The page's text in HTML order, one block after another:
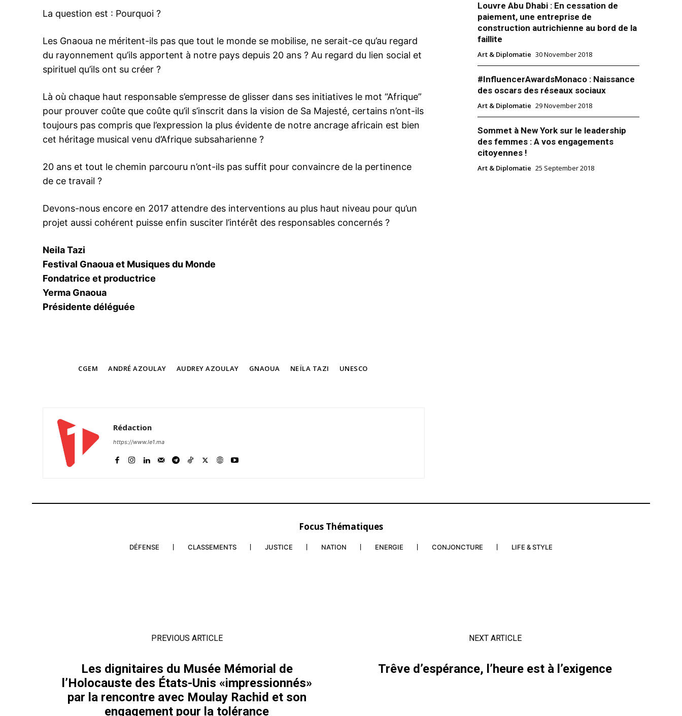
Azoulay retire le carnaval belge d’Alost,
accusé d’antisémitisme, du patrimoine
immatériel de l’Unesco et y inscrit Gnaoua
Audrey Azoulay, directrice générale de
l’Unesco a mis fin à la polémique suscitée
depuis des mois par le carnaval belge
retirant de la liste du patrimoine culturel
immatériel de l’humanité. Une décision qui
13 December 2019
Video – Les Gnaoua dans la liste du
patrimoine immatériel de l’UNESCO : une
consécration de l’engagement pionnier
d’Essaouira
inscrits dans la liste du patrimoine
immatériel de l’UNESCO», a souligné,
Essaouira-Mogador. «Cette
reconnaissance par la Communauté des
Nations de l’universalité du Maroc…
Renaissance des Assises des ICC : Bensaid
La question est : Pourquoi ?
Les Gnaoua ne méritent-ils pas que tout le monde se mobilise, ne serait-ce qu’au regard
du rayonnement qu’ils apportent à notre pays depuis 20 ans ? Au regard du lien social et
spirituel qu’ils ont su créer ?
Là où chaque haut responsable s’empresse de glisser dans ses initiatives le mot “Afrique”
pour prouver coûte que coûte qu’il s’inscrit dans la vision de Sa Majesté, certains n’ont-ils
toujours pas compris que l’expression la plus évidente de notre ancrage africain est bien
cet héritage musical venu d’Afrique subsaharienne ?
20 ans et tout le chemin parcouru n’ont-ils pas suffit pour convaincre de la pertinence
de ce travail ?
Devons-nous encore en 2017 attendre des interventions au plus haut niveau pour qu’un
projet aussi cohérent puisse enfin susciter l’intérêt des responsables concernés ?
Neila Tazi
Festival Gnaoua et Musiques du Monde
Fondatrice et productrice
Yerma Gnaoua
Présidente déléguée
CGEM ANDRÉ AZOULAY AUDREY AZOULAY GNAOUA NEÏLA TAZI UNESCO
Rédaction
https://www.le1.ma
Louvre Abu Dhabi : En cessation de
paiement, une entreprise de
construction autrichienne au bord de la
faillite
Art & Diplomatie 30 November 2018
#InfluencerAwardsMonaco : Naissance
des oscars des réseaux sociaux
Art & Diplomatie 29 November 2018
Sommet à New York sur le leadership
des femmes : A vos engagements
citoyennes !
Art & Diplomatie 25 September 2018
Focus Thématiques
DÉFENSE CLASSEMENTS JUSTICE NATION ENERGIE CONJONCTURE LIFE & STYLE
PREVIOUS ARTICLE
Les dignitaires du Musée Mémorial de
l’Holocauste des États-Unis «impressionnés»
par la rencontre avec Moulay Rachid et son
engagement pour la tolérance
NEXT ARTICLE
Trêve d’espérance, l’heure est à l’exigence